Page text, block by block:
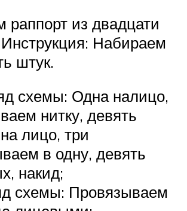
раппорт из двадцати
Набираем
штук.
схемы: Одна налицо,
нитку, девять
лицо, три
в одну, девять
накид;
схемы: Провязываем